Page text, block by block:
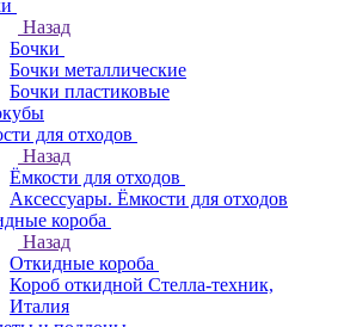
Назад
Бочки
Бочки металлические
Бочки пластиковые
для отходов
Назад
Ёмкости для отходов
Аксессуары. Ёмкости для отходов
короба
Назад
Откидные короба
Короб откидной Стелла-техник,
Италия